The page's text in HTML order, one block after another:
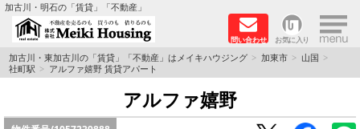
加古川・明石の「賃貸」「不動産」
問い合わせ お気に入り ×
TOPページ
☆メイキハウジングオススメ物件特集☆
加古川・東加古川の「賃貸」「不動産」はメイキハウジング 加東市
山国
社町駅
アルファ嬉野 賃貸アパート
アルファ嬉野